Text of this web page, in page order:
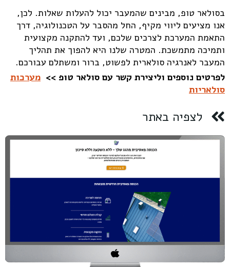
בסולאר טופ, מבינים שהמעבר יכול להעלות שאלות. לכן,
אנו מציעים ליווי מקיף, החל מהסבר על הטכנולוגיה, דרך
התאמת המערכת לצרכים שלכם, ועד להתקנה מקצועית
ותמיכה מתמשכת. המטרה שלנו היא להפוך את תהליך
המעבר לאנרגיה סולארית לפשוט, ברור ומשתלם עבורכם.
לפרטים נוספים וליצירת קשר עם סולאר טופ >> מערכות
סולאריות
לצפיה באתר